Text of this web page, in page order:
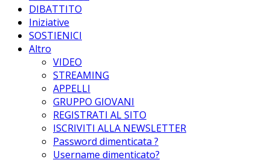
DIBATTITO
Iniziative
SOSTIENICI
Altro
VIDEO
STREAMING
APPELLI
GRUPPO GIOVANI
REGISTRATI AL SITO
ISCRIVITI ALLA NEWSLETTER
Password dimenticata ?
Username dimenticato?